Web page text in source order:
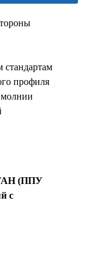
стандартам
профиля
молнии
(ППУ
с